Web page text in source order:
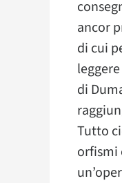
ancor
di cui
di
Tutto
orfismi